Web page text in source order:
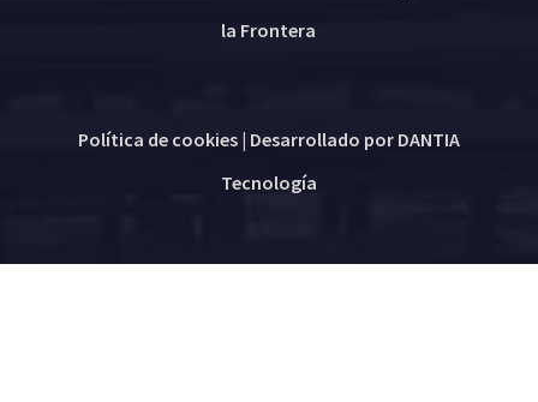
la Frontera
Política de cookies| Desarrollado por DANTIA
Tecnología